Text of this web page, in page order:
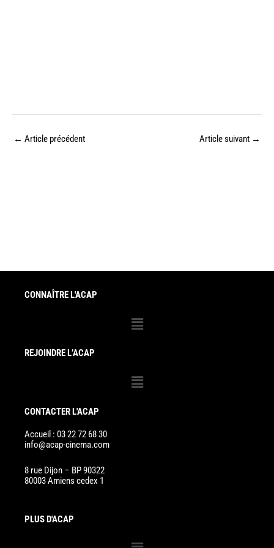
← Article précédent Article suivant →
CONNAÎTRE L'ACAP
Menu
REJOINDRE L’ACAP
Menu
CONTACTER L'ACAP
Accueil : 03 22 72 68 30
info@acap-cinema.com
8 rue Dijon – BP 90322
80003 Amiens cedex 1
PLUS D'ACAP
Menu